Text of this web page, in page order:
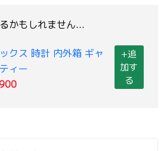
かもしれません...
クス 時計 内外箱 ギャ
ィー
+追
加す
る